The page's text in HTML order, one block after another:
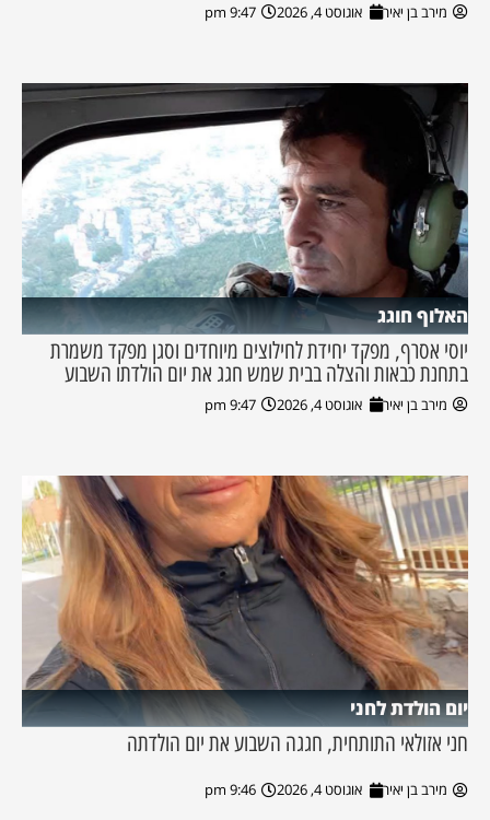
מירב בן יאיר אוגוסט 4, 2026 9:47 pm
האלוף חוגג
יוסי אסרף, מפקד יחידת לחילוצים מיוחדים וסגן מפקד משמרת
בתחנת כבאות והצלה בבית שמש חגג את יום הולדתו השבוע
מירב בן יאיר אוגוסט 4, 2026 9:47 pm
יום הולדת לחני
חני אזולאי התותחית, חגגה השבוע את יום הולדתה
מירב בן יאיר אוגוסט 4, 2026 9:46 pm